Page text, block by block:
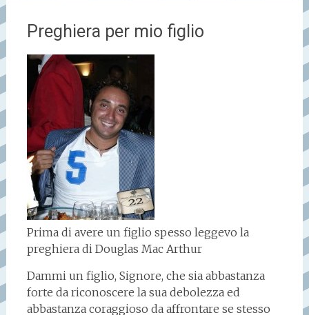
Preghiera per mio figlio
Prima di avere un figlio spesso leggevo la
preghiera di Douglas Mac Arthur
Dammi un figlio, Signore, che sia abbastanza
forte da riconoscere la sua debolezza ed
abbastanza coraggioso da affrontare se stesso